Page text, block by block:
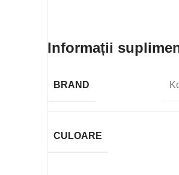
Informații
BRAND
CULOARE